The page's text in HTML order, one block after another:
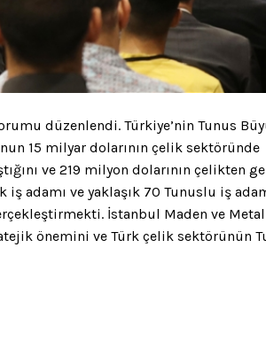
düzenlendi. Türkiye’nin Tunus
15 milyar dolarının çelik sektöründe
ve 219 milyon dolarının çelikten
adamı ve yaklaşık 70 Tunuslu iş
İstanbul Maden ve
önemini ve Türk çelik sektörünün